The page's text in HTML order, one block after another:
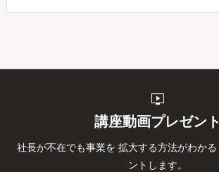
live_tv
講座動画プレゼント
社長が不在でも事業を 拡大する方法がわかる
ントします。